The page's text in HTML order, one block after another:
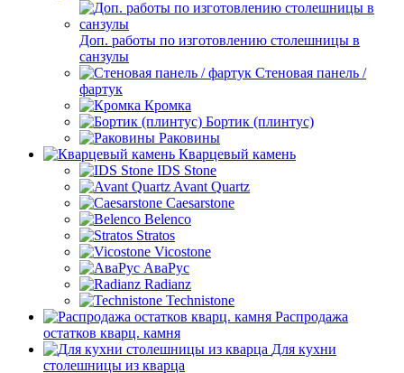
Доп. работы по изготовлению столешницы в
санзулы
Стеновая панель /
фартук
Кромка
Бортик (плинтус)
Раковины
Кварцевый камень
IDS Stone
Avant Quartz
Caesarstone
Belenco
Stratos
Vicostone
АваРус
Radianz
Technistone
Распродажа
остатков кварц. камня
Для кухни
столешницы из кварца